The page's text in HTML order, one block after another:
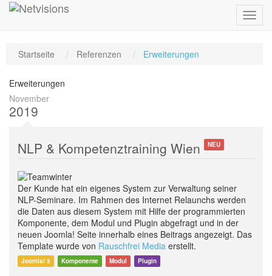
Startseite Referenzen Erweiterungen
Erweiterungen
November
2019
NLP & Kompetenztraining Wien NEU
Der Kunde hat ein eigenes System zur Verwaltung seiner
NLP-Seminare. Im Rahmen des Internet Relaunchs werden
die Daten aus diesem System mit Hilfe der programmierten
Komponente, dem Modul und Plugin abgefragt und in der
neuen Joomla! Seite innerhalb eines Beitrags angezeigt. Das
Template wurde von Rauschfrei Media erstellt.
Joomla! 3 Komponente Modul Plugin